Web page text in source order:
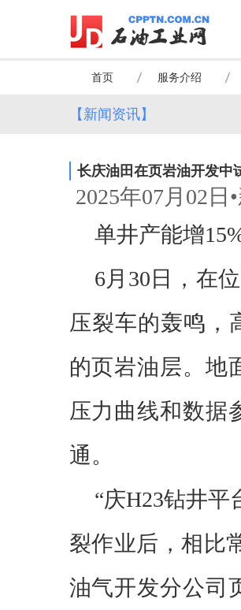
首页 服务介绍
【新闻资讯】
长庆油田在页岩油开发中
2025年07月02日
单井产能增
6月30日，在
压裂车的轰鸣，
的页岩油层。地
压力曲线和数据
通。
“庆H23钻井
裂作业后，相比
油气开发分公司